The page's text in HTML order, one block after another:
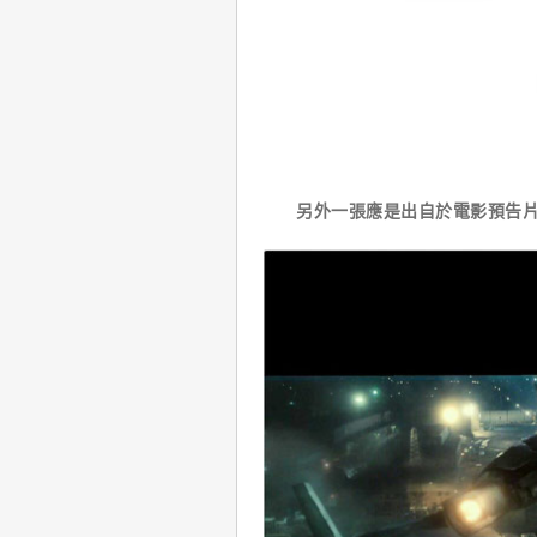
另外一張應是出自於電影預告